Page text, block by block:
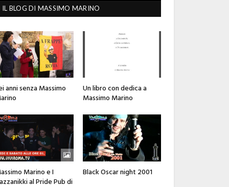
IL BLOG DI MASSIMO MARINO
anni senza Massimo
Un libro con dedica a
Massimo Marino
Marino e I
al Pride Pub di
Black Oscar night 2001